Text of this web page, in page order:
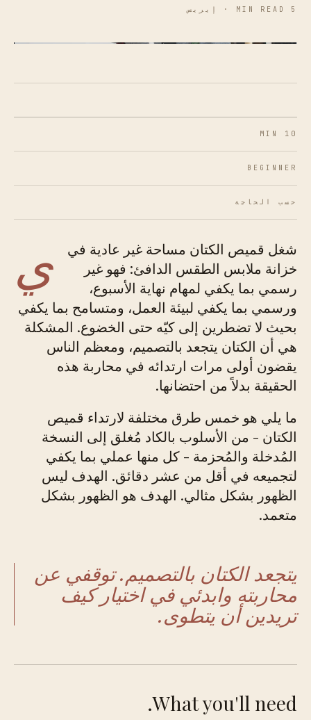
5 MIN READ · إيريس
10 MIN
BEGINNER
حسب الحاجة
ي
شغل قميص الكتان مساحة غير عادية في
خزانة ملابس الطقس الدافئ: فهو غير
رسمي بما يكفي لمهام نهاية الأسبوع،
ورسمي بما يكفي لبيئة العمل، ومتسامح بما يكفي
بحيث لا تضطرين إلى كيّه حتى الخضوع. المشكلة
هي أن الكتان يتجعد بالتصميم، ومعظم الناس
يقضون أولى مرات ارتدائه في محاربة هذه
الحقيقة بدلاً من احتضانها.
ما يلي هو خمس طرق مختلفة لارتداء قميص
الكتان - من الأسلوب بالكاد مُغلق إلى النسخة
المُدخلة والمُحزمة - كل منها عملي بما يكفي
لتجميعه في أقل من عشر دقائق. الهدف ليس
الظهور بشكل مثالي. الهدف هو الظهور بشكل
متعمد.
يتجعد الكتان بالتصميم. توقفي عن
محاربته وابدئي في اختيار كيف
تريدين أن يتطوى.
What you'll need.